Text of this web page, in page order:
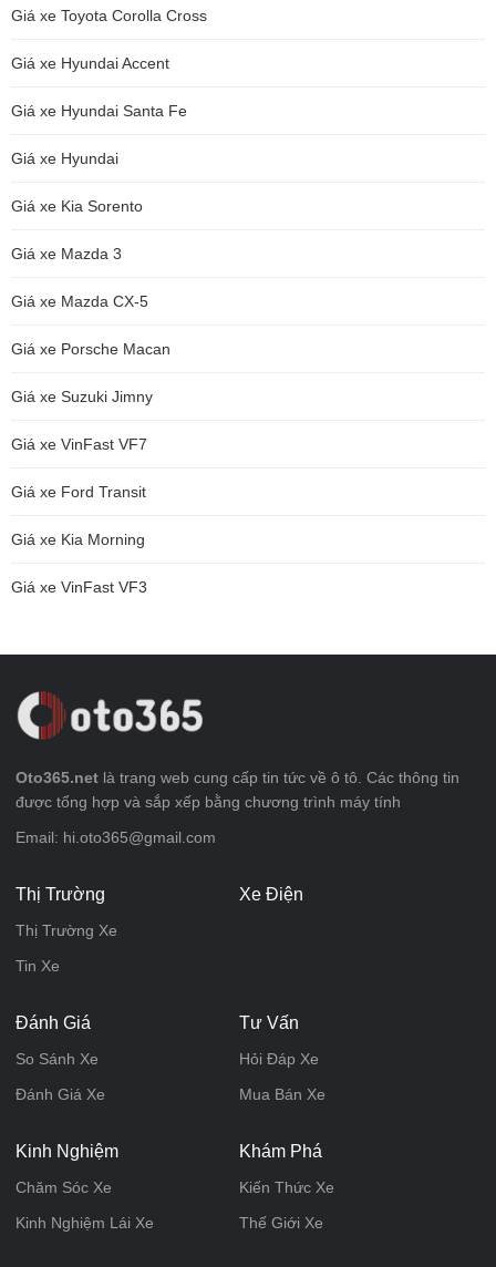
Giá xe Toyota Corolla Cross
Giá xe Hyundai Accent
Giá xe Hyundai Santa Fe
Giá xe Hyundai
Giá xe Kia Sorento
Giá xe Mazda 3
Giá xe Mazda CX-5
Giá xe Porsche Macan
Giá xe Suzuki Jimny
Giá xe VinFast VF7
Giá xe Ford Transit
Giá xe Kia Morning
Giá xe VinFast VF3
Oto365.net là trang web cung cấp tin tức về ô tô. Các thông tin
được tổng hợp và sắp xếp bằng chương trình máy tính
Email: hi.oto365@gmail.com
Thị Trường
Thị Trường Xe
Tin Xe
Xe Điện
Đánh Giá
So Sánh Xe
Đánh Giá Xe
Tư Vấn
Hỏi Đáp Xe
Mua Bán Xe
Kinh Nghiệm
Chăm Sóc Xe
Kinh Nghiệm Lái Xe
Khám Phá
Kiến Thức Xe
Thế Giới Xe